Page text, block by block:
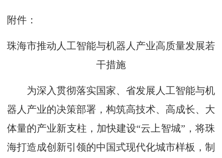
附件：
珠海市推动人工智能与机器人产业高质量发展若
干措施
为深入贯彻落实国家、省发展人工智能与机
器人产业的决策部署，构筑高技术、高成长、大
体量的产业新支柱，加快建设“云上智城”，将珠
海打造成创新引领的中国式现代化城市样板，制